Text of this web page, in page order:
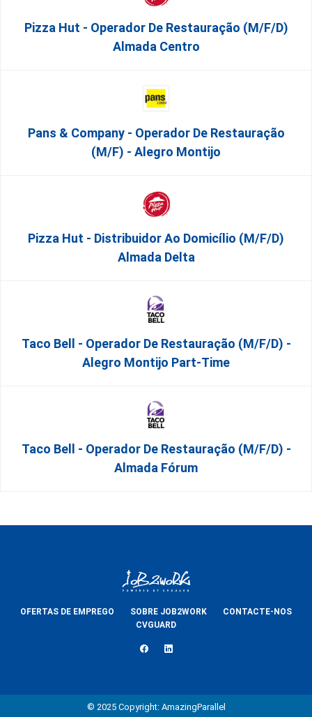
Pizza Hut - Operador De Restauração (m/f/d)
Almada Centro
Pans & Company - Operador De Restauração
(m/f) - Alegro Montijo
Pizza Hut - Distribuidor Ao Domicílio (m/f/d)
Almada Delta
Taco Bell - Operador De Restauração (m/f/d) -
Alegro Montijo Part-Time
Taco Bell - Operador De Restauração (m/f/d) -
Almada Fórum
OFERTAS DE EMPREGO SOBRE JOB2WORK
CONTACTE-NOS
CVGUARD
© 2025 Copyright: AmazingParallel